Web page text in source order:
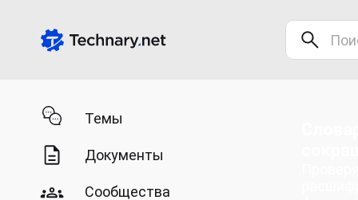
Темы
Документы
Сообщества